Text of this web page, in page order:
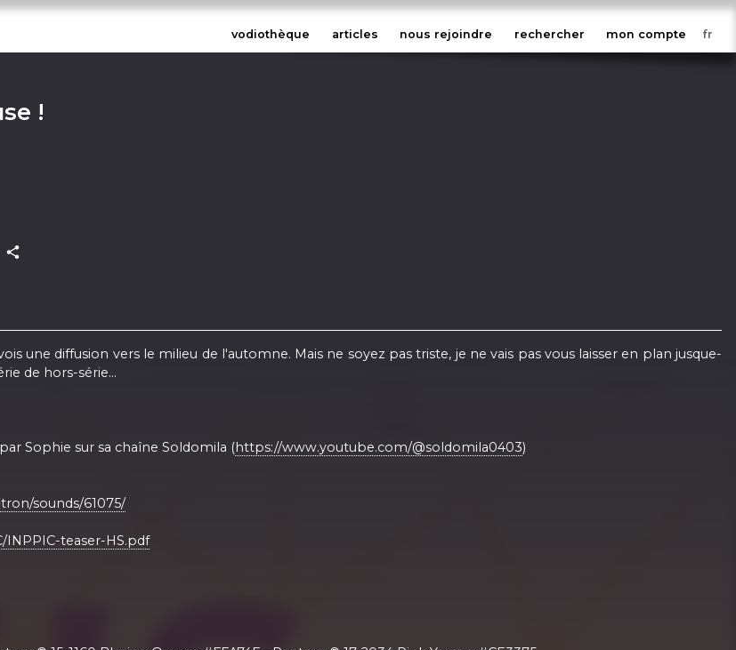
vodiothèque articles nous rejoindre rechercher mon compte
!
une diffusion vers le milieu de l'automne. Mais ne soyez pas triste, je ne vais pas vous laisser en plan jusque-
de hors-série…
Sophie sur sa chaîne Soldomila (https://www.youtube.com/@soldomila0403)
sounds/61075/
teaser-HS.pdf